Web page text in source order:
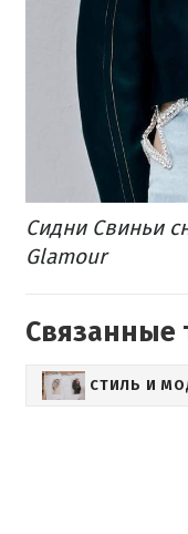
Сидни Свиньи
Glamour
Связанные
СТИЛЬ И